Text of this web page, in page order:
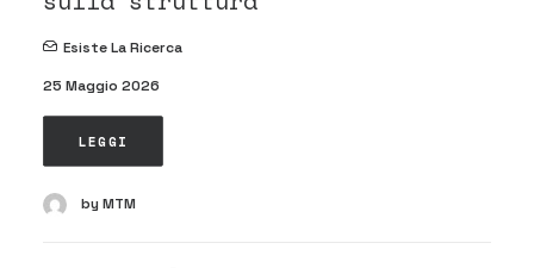
Esiste La Ricerca
25 Maggio 2026
LEGGI
by MTM